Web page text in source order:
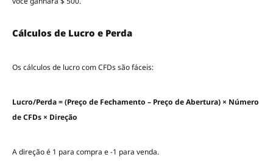
Cálculos de Lucro e Perda
Os cálculos de lucro com CFDs são fáceis:
Lucro/Perda = (Preço de Fechamento – Preço de Abertura) × Número
de CFDs × Direção
A direção é 1 para compra e -1 para venda.